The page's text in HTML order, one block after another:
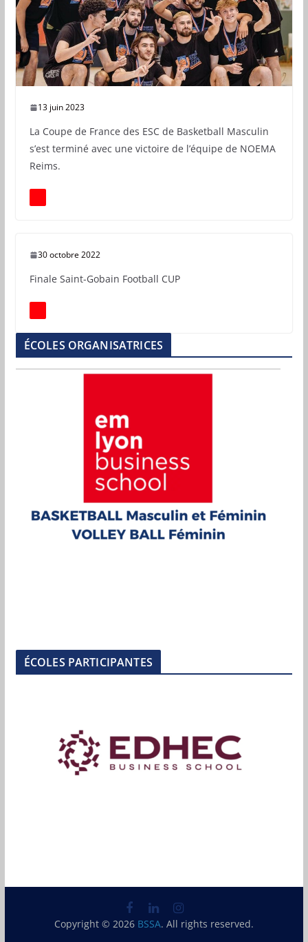
13 juin 2023
La Coupe de France des ESC de Basketball Masculin
s’est terminé avec une victoire de l’équipe de NOEMA
Reims.
30 octobre 2022
Finale Saint-Gobain Football CUP
ÉCOLES ORGANISATRICES
ÉCOLES PARTICIPANTES
Copyright © 2026 BSSA. All rights reserved.